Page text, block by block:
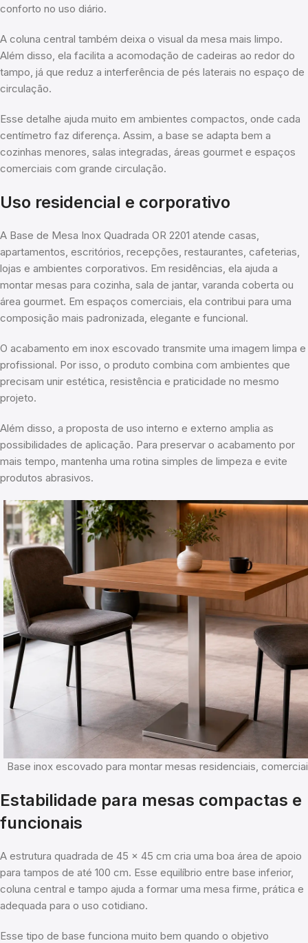
conforto no uso diário.
A coluna central também deixa o visual da mesa mais limpo.
Além disso, ela facilita a acomodação de cadeiras ao redor do
tampo, já que reduz a interferência de pés laterais no espaço de
circulação.
Esse detalhe ajuda muito em ambientes compactos, onde cada
centímetro faz diferença. Assim, a base se adapta bem a
cozinhas menores, salas integradas, áreas gourmet e espaços
comerciais com grande circulação.
Uso residencial e corporativo
A Base de Mesa Inox Quadrada OR 2201 atende casas,
apartamentos, escritórios, recepções, restaurantes, cafeterias,
lojas e ambientes corporativos. Em residências, ela ajuda a
montar mesas para cozinha, sala de jantar, varanda coberta ou
área gourmet. Em espaços comerciais, ela contribui para uma
composição mais padronizada, elegante e funcional.
O acabamento em inox escovado transmite uma imagem limpa e
profissional. Por isso, o produto combina com ambientes que
precisam unir estética, resistência e praticidade no mesmo
projeto.
Além disso, a proposta de uso interno e externo amplia as
possibilidades de aplicação. Para preservar o acabamento por
mais tempo, mantenha uma rotina simples de limpeza e evite
produtos abrasivos.
Base inox escovado para montar mesas residenciais,
Estabilidade para mesas compactas e
funcionais
A estrutura quadrada de 45 x 45 cm cria uma boa área de apoio
para tampos de até 100 cm. Esse equilíbrio entre base inferior,
coluna central e tampo ajuda a formar uma mesa firme, prática e
adequada para o uso cotidiano.
Esse tipo de base funciona muito bem quando o objetivo